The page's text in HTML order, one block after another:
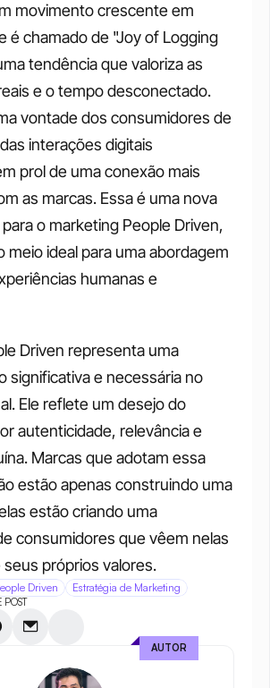
movimento crescente em
é chamado de "Joy of Logging
tendência que valoriza as
e o tempo desconectado.
vontade dos consumidores de
interações digitais
prol de uma conexão mais
as marcas. Essa é uma nova
o marketing People Driven,
meio ideal para uma abordagem
humanas e
Driven representa uma
significativa e necessária no
Ele reflete um desejo do
autenticidade, relevância e
Marcas que adotam essa
estão apenas construindo uma
estão criando uma
consumidores que vêem nelas
próprios valores.
Driven Estratégia de Marketing
POST
AUTOR